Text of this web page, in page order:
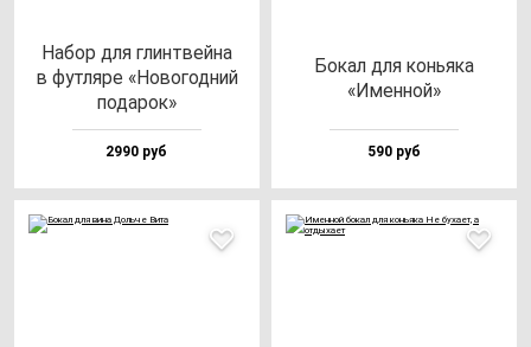
Набор для глин­твей­на
в фут­ля­ре «Ново­год­ний
по­да­рок»
2990 руб
Бокал для конь­яка
«Имен­ной»
590 руб